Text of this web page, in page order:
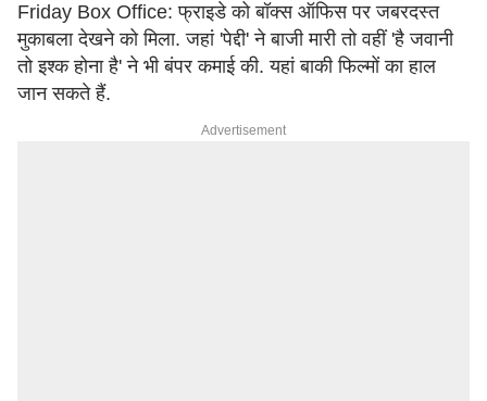
Friday Box Office: फ्राइडे को बॉक्स ऑफिस पर जबरदस्त
मुकाबला देखने को मिला. जहां 'पेद्दी' ने बाजी मारी तो वहीं 'है जवानी
तो इश्क होना है' ने भी बंपर कमाई की. यहां बाकी फिल्मों का हाल
जान सकते हैं.
Advertisement